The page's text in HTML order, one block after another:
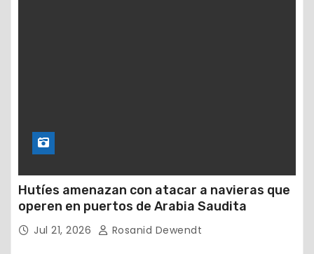
Hutíes amenazan con atacar a navieras que
operen en puertos de Arabia Saudita
Jul 21, 2026 Rosanid Dewendt